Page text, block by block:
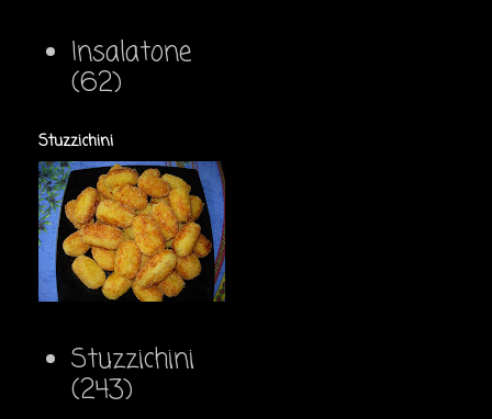
Insalatone
(62)
Stuzzichini
Stuzzichini
(243)